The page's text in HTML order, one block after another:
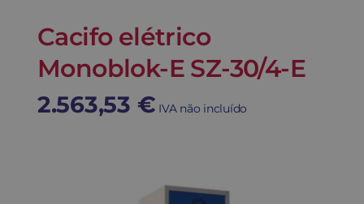
Cacifo elétrico
Monoblok-E SZ-30/4-E
2.563,53 € IVA não incluído